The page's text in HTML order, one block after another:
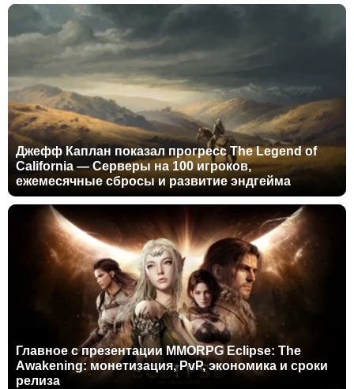
Джефф Каплан показал прогресс The Legend of
California — Серверы на 100 игроков,
ежемесячные сбросы и развитие эндгейма
Главное с презентации MMORPG Eclipse: The
Awakening: монетизация, PvP, экономика и сроки
релиза